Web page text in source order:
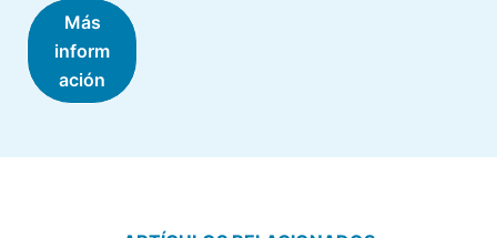
Más
inform
ación